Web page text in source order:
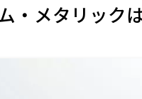
・メタリック